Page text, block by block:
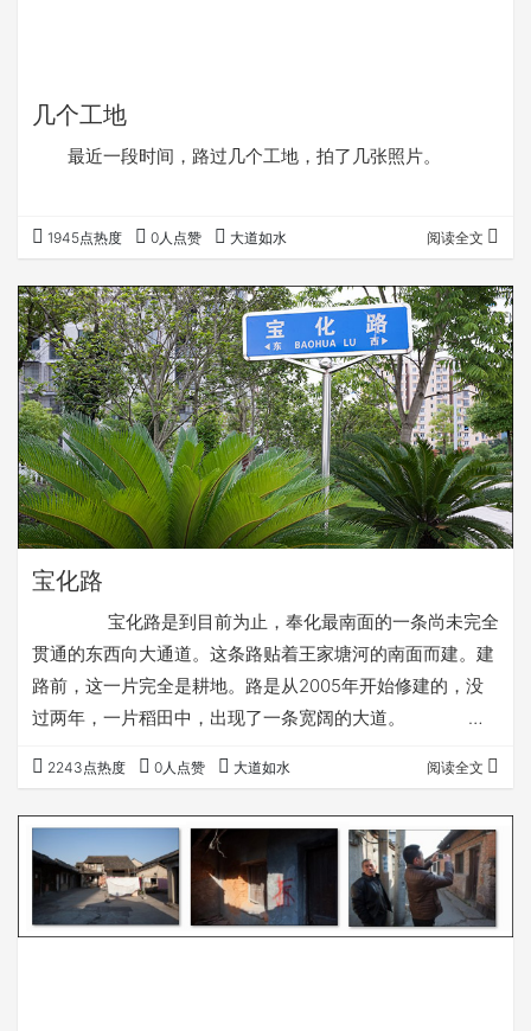
几个工地
最近一段时间，路过几个工地，拍了几张照片。
1945点热度 0人点赞 大道如水 阅读全文
宝化路
宝化路是到目前为止，奉化最南面的一条尚未完全
贯通的东西向大通道。这条路贴着王家塘河的南面而建。建
路前，这一片完全是耕地。路是从2005年开始修建的，没
过两年，一片稻田中，出现了一条宽阔的大道。
居，就是因为在规划中看到日后的交通还比较方便。路修好
的头几年，东西两端没有打通，两边也没有什么开发，因
此，路虽然宽阔，但却没发挥什么作用。前年开始，这条路
两边的开发突然提速，似乎一夜间，附近一下子冒出了许多
住宅小区。东端横跨县江的大桥也已经竣工，桥头西出…
2243点热度 0人点赞 大道如水 阅读全文